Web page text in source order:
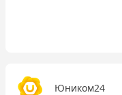
Юником24